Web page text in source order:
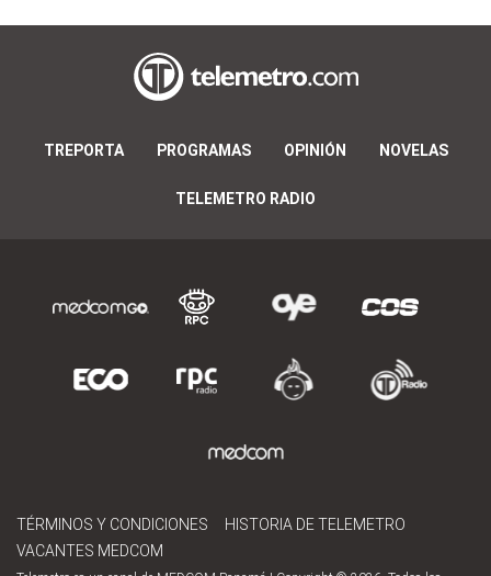
TREPORTA PROGRAMAS OPINIÓN NOVELAS
TELEMETRO RADIO
TÉRMINOS Y CONDICIONES
HISTORIA DE TELEMETRO
VACANTES MEDCOM